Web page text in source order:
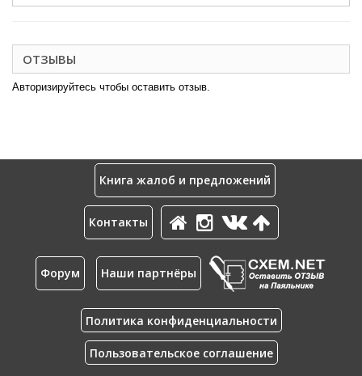
ОТЗЫВЫ
Авторизируйтесь чтобы оставить отзыв.
Книга жалоб и предложений
Контакты
Форум Наши партнёры
Политика конфиденциальности
Пользовательское соглашение